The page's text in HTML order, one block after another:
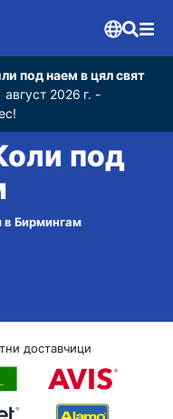
под наем в цял свят
2026 г. -
под
в Бирмингам
доставчици